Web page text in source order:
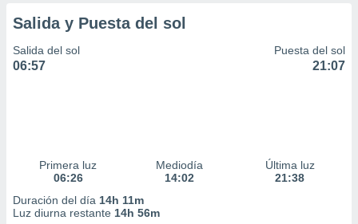
Salida y Puesta del sol
Salida del sol
06:57
Puesta del sol
21:07
Primera luz
06:26
Mediodía
14:02
Última luz
21:38
Duración del día 14h 11m
Luz diurna restante 14h 56m